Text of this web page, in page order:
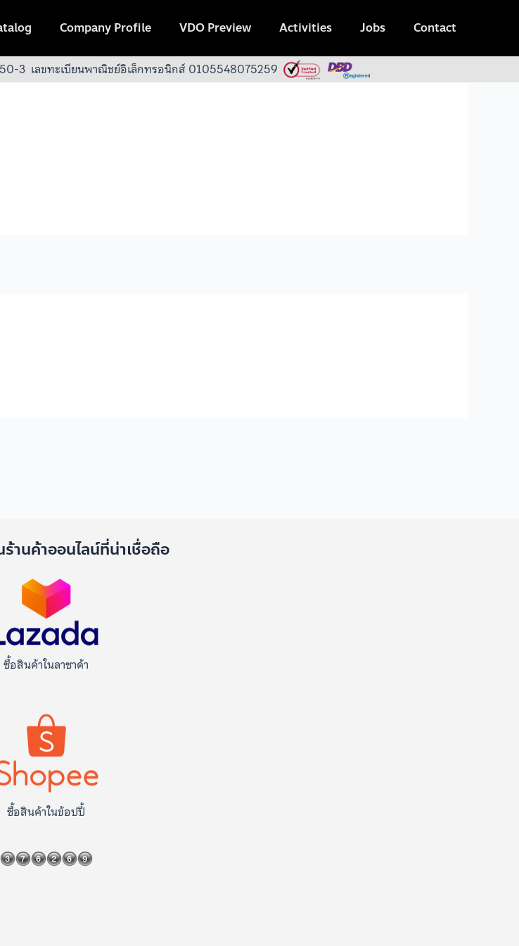
Company Profile VDO Preview Activities Jobs Contact
3 เลขทะเบียนพาณิชย์อิเล็กทรอนิกส์ 0105548075259
านค้าออนไลน์ที่น่าเชื่อถือ
ซื้อสินค้าในลาซาด้า
ซื้อสินค้าในข้อปปี้